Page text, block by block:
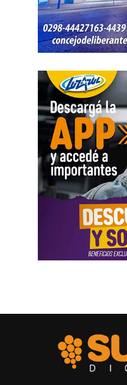
Como parte de la agenda
mantiene reuniones con
agencias de Estados
permitan impulsar
herramientas de
Río Negro.
La agenda de trabajo
Embajada Argentina en
comitiva se reunió con el
acompaña la organización
organismos